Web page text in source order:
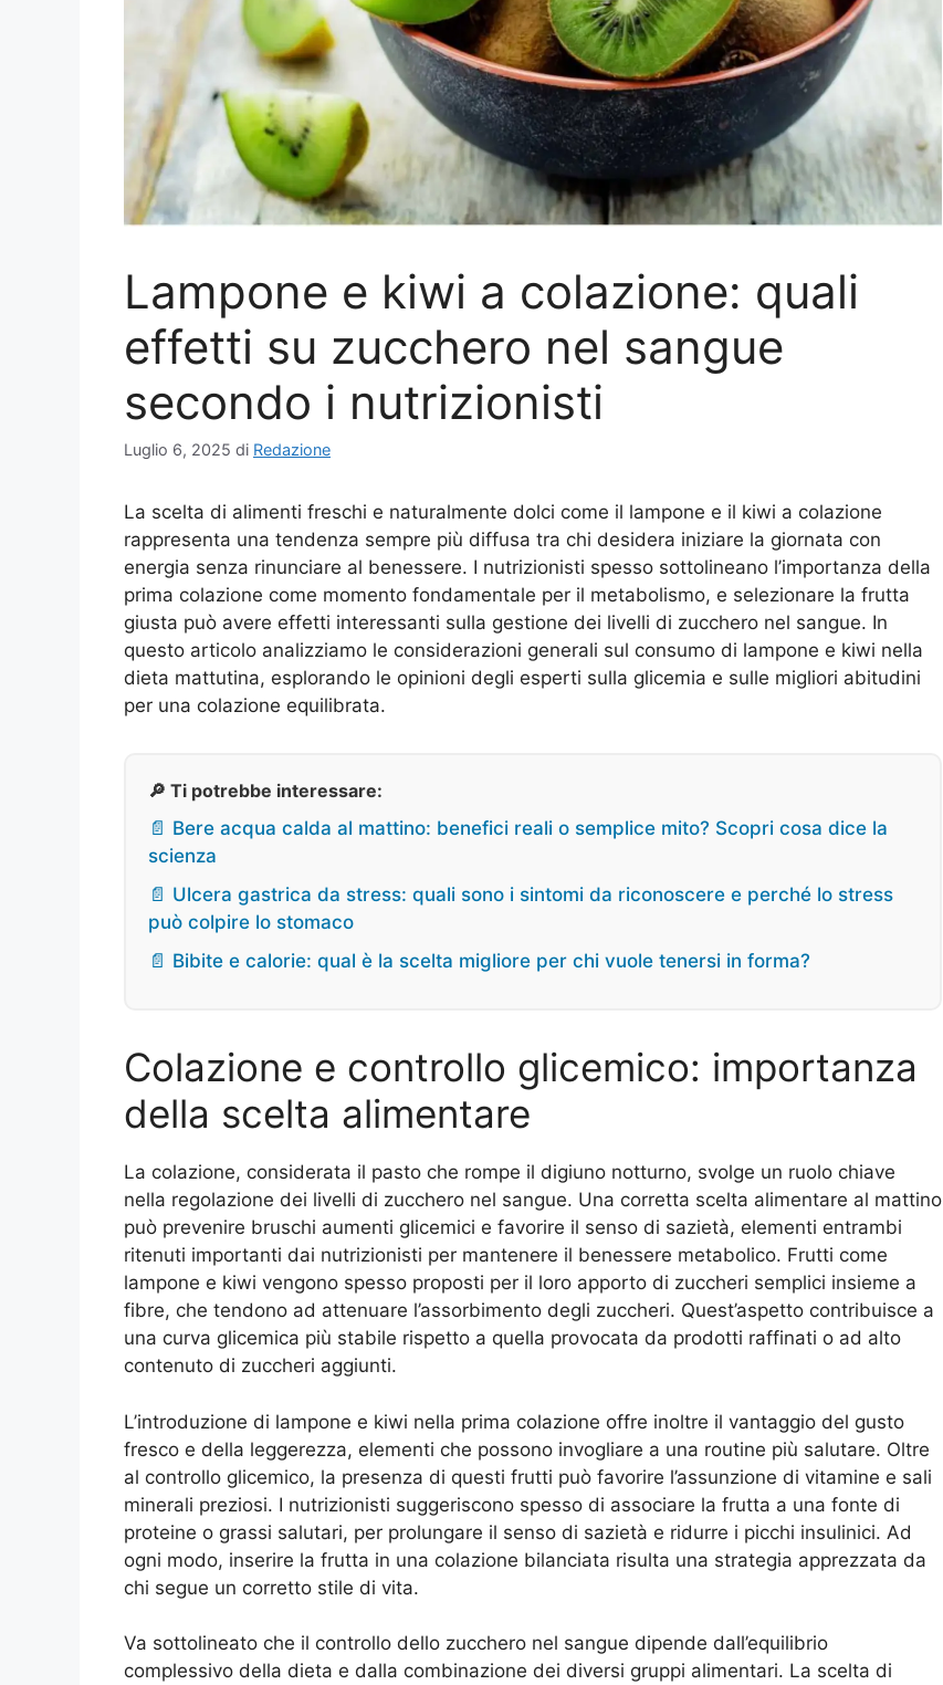
Lampone e kiwi a colazione: quali
effetti su zucchero nel sangue
secondo i nutrizionisti
Luglio 6, 2025 di Redazione
La scelta di alimenti freschi e naturalmente dolci come il lampone e il kiwi a colazione
rappresenta una tendenza sempre più diffusa tra chi desidera iniziare la giornata con
energia senza rinunciare al benessere. I nutrizionisti spesso sottolineano l’importanza della
prima colazione come momento fondamentale per il metabolismo, e selezionare la frutta
giusta può avere effetti interessanti sulla gestione dei livelli di zucchero nel sangue. In
questo articolo analizziamo le considerazioni generali sul consumo di lampone e kiwi nella
dieta mattutina, esplorando le opinioni degli esperti sulla glicemia e sulle migliori abitudini
per una colazione equilibrata.
🔎 Ti potrebbe interessare:
📄 Bere acqua calda al mattino: benefici reali o semplice mito? Scopri cosa dice la
scienza
📄 Ulcera gastrica da stress: quali sono i sintomi da riconoscere e perché lo stress
può colpire lo stomaco
📄 Bibite e calorie: qual è la scelta migliore per chi vuole tenersi in forma?
Colazione e controllo glicemico: importanza
della scelta alimentare
La colazione, considerata il pasto che rompe il digiuno notturno, svolge un ruolo chiave
nella regolazione dei livelli di zucchero nel sangue. Una corretta scelta alimentare al mattino
può prevenire bruschi aumenti glicemici e favorire il senso di sazietà, elementi entrambi
ritenuti importanti dai nutrizionisti per mantenere il benessere metabolico. Frutti come
lampone e kiwi vengono spesso proposti per il loro apporto di zuccheri semplici insieme a
fibre, che tendono ad attenuare l’assorbimento degli zuccheri. Quest’aspetto contribuisce a
una curva glicemica più stabile rispetto a quella provocata da prodotti raffinati o ad alto
contenuto di zuccheri aggiunti.
L’introduzione di lampone e kiwi nella prima colazione offre inoltre il vantaggio del gusto
fresco e della leggerezza, elementi che possono invogliare a una routine più salutare. Oltre
al controllo glicemico, la presenza di questi frutti può favorire l’assunzione di vitamine e sali
minerali preziosi. I nutrizionisti suggeriscono spesso di associare la frutta a una fonte di
proteine o grassi salutari, per prolungare il senso di sazietà e ridurre i picchi insulinici. Ad
ogni modo, inserire la frutta in una colazione bilanciata risulta una strategia apprezzata da
chi segue un corretto stile di vita.
Va sottolineato che il controllo dello zucchero nel sangue dipende dall’equilibrio
complessivo della dieta e dalla combinazione dei diversi gruppi alimentari. La scelta di